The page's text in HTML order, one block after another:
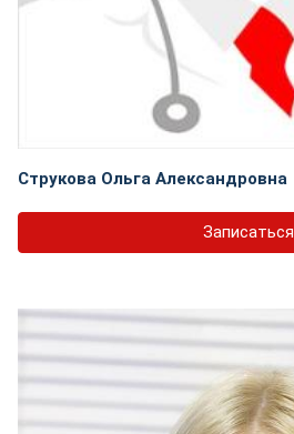
Струкова Ольга Александровна
Записаться